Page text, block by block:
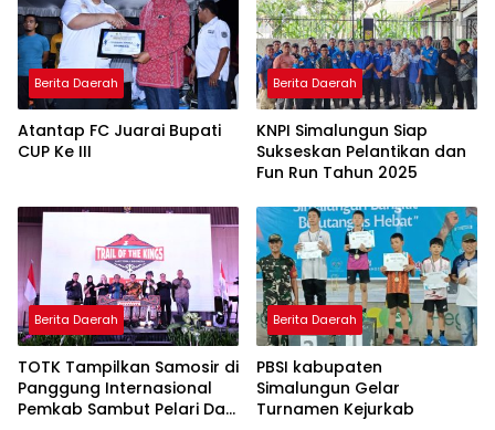
Berita Daerah
Atantap FC Juarai Bupati
CUP Ke III
Berita Daerah
KNPI Simalungun Siap
Sukseskan Pelantikan dan
Fun Run Tahun 2025
Berita Daerah
TOTK Tampilkan Samosir di
Panggung Internasional
Pemkab Sambut Pelari Dari
Berita Daerah
PBSI kabupaten
Simalungun Gelar
Turnamen Kejurkab